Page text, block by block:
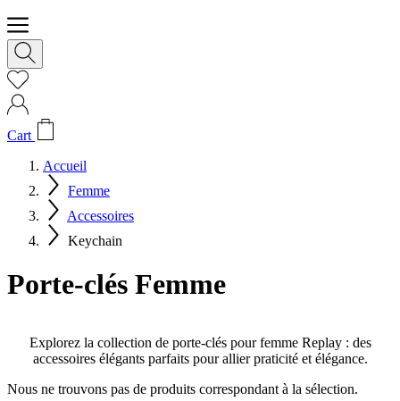
Cart
Accueil
Femme
Accessoires
Keychain
Porte-clés Femme
Explorez la collection de porte-clés pour femme Replay : des
accessoires élégants parfaits pour allier praticité et élégance.
Nous ne trouvons pas de produits correspondant à la sélection.